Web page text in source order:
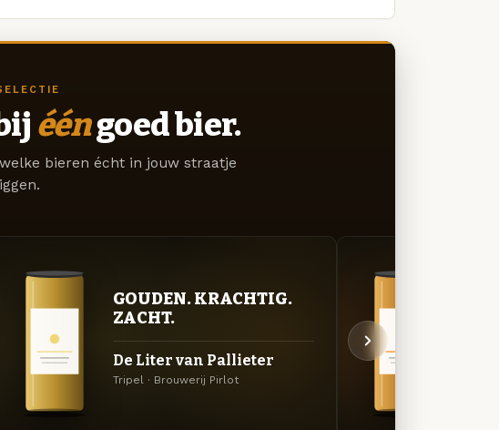
ééngoed bier.
bieren écht in jouw straatje
GOUDEN. KRACHTIG.
ZACHT.
De Liter van Pallieter
Tripel · Brouwerij Pirlot